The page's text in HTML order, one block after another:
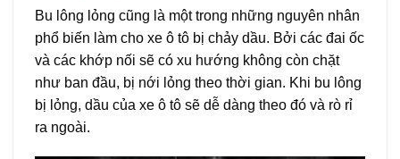
Bu lông lỏng cũng là một trong những nguyên nhân
phổ biến làm cho xe ô tô bị chảy dầu. Bởi các đai ốc
và các khớp nối sẽ có xu hướng không còn chặt
như ban đầu, bị nới lỏng theo thời gian. Khi bu lông
bị lỏng, dầu của xe ô tô sẽ dễ dàng theo đó và rò rỉ
ra ngoài.